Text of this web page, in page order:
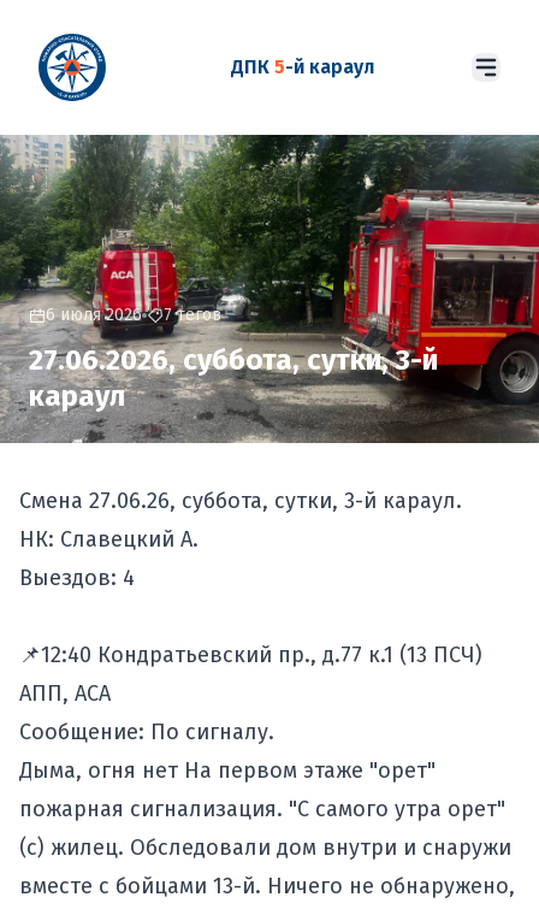
ДПК 5-й караул
6 июля 2026 7 тегов
27.06.2026, суббота, сутки, 3-й
караул
Смена 27.06.26, суббота, сутки, 3-й караул.
НК: Славецкий А.
Выездов: 4
📌12:40 Кондратьевский пр., д.77 к.1 (13 ПСЧ)
АПП, АСА
Сообщение: По сигналу.
Дыма, огня нет На первом этаже "орет"
пожарная сигнализация. "С самого утра орет"
(с) жилец. Обследовали дом внутри и снаружи
вместе с бойцами 13-й. Ничего не обнаружено,